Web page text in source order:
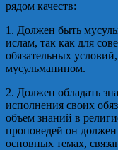
рядом качеств:
1. Должен быть
ислам, так как для
обязательных
мусульманином.
2. Должен обладать
исполнения своих
объем знаний в
проповедей он
основных темах,